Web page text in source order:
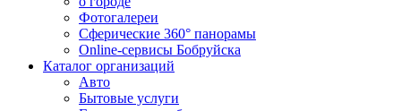
Фотогалереи
Сферические 360° панорамы
Online-сервисы Бобруйска
Каталог организаций
Авто
Бытовые услуги